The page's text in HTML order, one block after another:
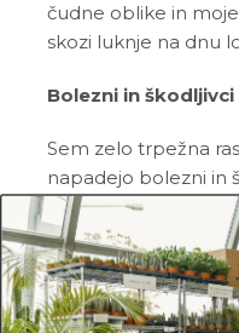
čudne oblike in
skozi luknje na dnu
Bolezni in škodljivci
Sem zelo trpežna
napadejo bolezni in
me napadejo pršice
redno pregleduj in
pozdravi z
tonikain vode.